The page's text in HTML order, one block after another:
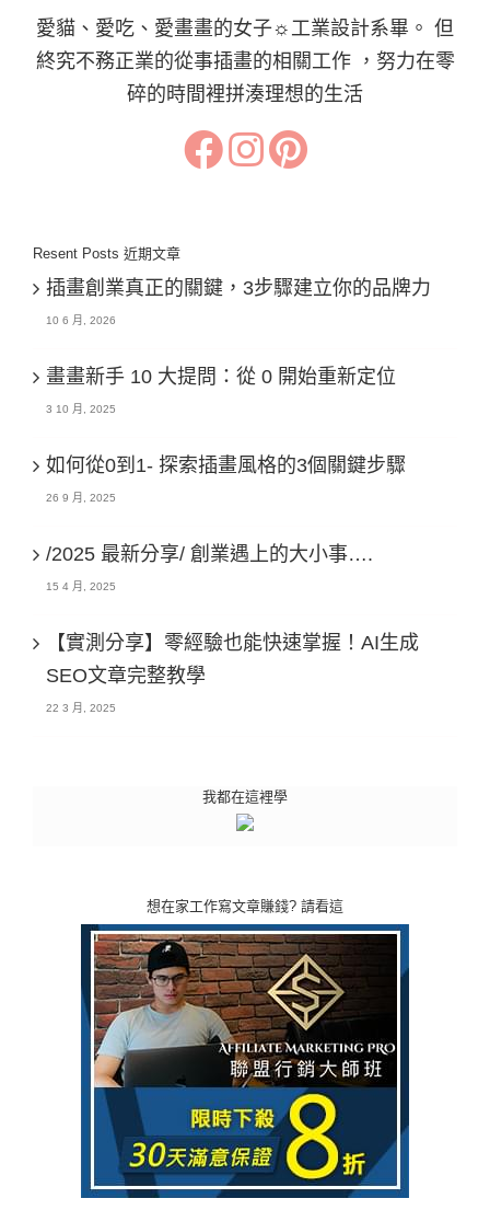
愛貓、愛吃、愛畫畫的女子☼工業設計系畢。 但
終究不務正業的從事插畫的相關工作 ，努力在零
碎的時間裡拼湊理想的生活
Resent Posts 近期文章
插畫創業真正的關鍵，3步驟建立你的品牌力
10 6 月, 2026
畫畫新手 10 大提問：從 0 開始重新定位
3 10 月, 2025
如何從0到1- 探索插畫風格的3個關鍵步驟
26 9 月, 2025
/2025 最新分享/ 創業遇上的大小事….
15 4 月, 2025
【實測分享】零經驗也能快速掌握！AI生成
SEO文章完整教學
22 3 月, 2025
我都在這裡學
想在家工作寫文章賺錢? 請看這